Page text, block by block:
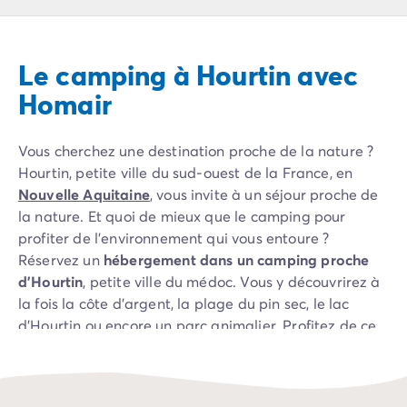
Camping Hendaye
Camping Bretagne
Camping Côtes d'Armor
Camping Ille-et-Vilaine
Camping Saint-Malo
Camping Morbihan
Camping Vannes
Camping Centre-Val de Loire
Camping Indre-et-Loire
Camping Chenonceau
Camping Champagne-Ardenne
Camping Ardennes
Camping Corse-du-Sud
Le camping à Hourtin avec
Homair
Vous cherchez une destination proche de la nature ?
Hourtin, petite ville du sud-ouest de la France, en
Nouvelle Aquitaine, vous invite à un séjour proche de
la nature. Et quoi de mieux que le camping pour
profiter de l’environnement qui vous entoure ?
Réservez un hébergement dans un camping proche
d’Hourtin, petite ville du médoc. Vous y découvrirez à
la fois la côte d’argent, la plage du pin sec, le lac
d’Hourtin ou encore un parc animalier. Profitez de ce
ou encore Bordeaux, situé à proximité.